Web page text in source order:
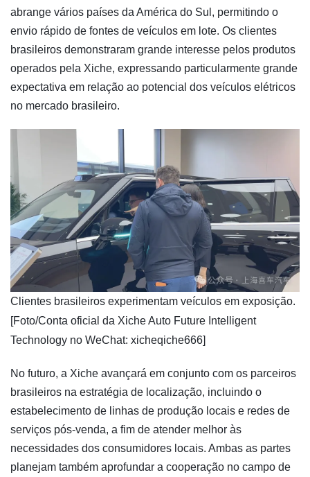
abrange vários países da América do Sul, permitindo o
envio rápido de fontes de veículos em lote. Os clientes
brasileiros demonstraram grande interesse pelos produtos
operados pela Xiche, expressando particularmente grande
expectativa em relação ao potencial dos veículos elétricos
no mercado brasileiro.
​Clientes brasileiros experimentam veículos em exposição.
[Foto/Conta oficial da Xiche Auto Future Intelligent
Technology no WeChat: xicheqiche666]
No futuro, a Xiche avançará em conjunto com os parceiros
brasileiros na estratégia de localização, incluindo o
estabelecimento de linhas de produção locais e redes de
serviços pós-venda, a fim de atender melhor às
necessidades dos consumidores locais. Ambas as partes
planejam também aprofundar a cooperação no campo de